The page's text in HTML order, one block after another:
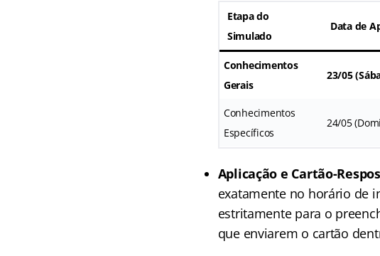
Etapa do
Simulado
Data de
Conhecimentos
Gerais
23/05
Conhecimentos
Específicos
24/05
Aplicação e Cartão-
exatamente no horário de
estritamente para o
que enviarem o cartão